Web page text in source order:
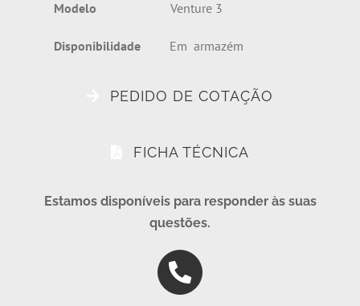
ModeloVenture 3
Disponibilidade Em armazém
PEDIDO DE COTAÇÃO
FICHA TÉCNICA
Estamos disponíveis para responder às suas
questões.